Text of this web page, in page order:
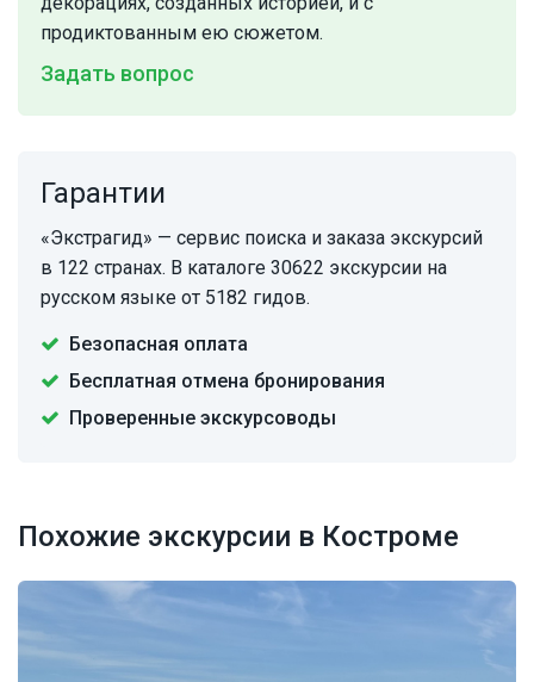
продиктованным ею сюжетом.
Задать вопрос
Гарантии
«Экстрагид» — сервис поиска и заказа экскурсий
в 122 странах. В каталоге 30622 экскурсии на
русском языке от 5182 гидов.
Безопасная оплата
Бесплатная отмена бронирования
Проверенные экскурсоводы
Похожие экскурсии в Костроме